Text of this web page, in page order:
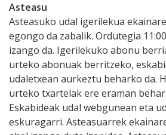
Asteasu
Asteasuko udal igerilekua
egongo da zabalik. Ordutegia
izango da. Igerilekuko abonu
urteko abonuak berritzeko,
udaletxean aurkeztu beharko da.
urteko txartelak ere eraman
Eskabideak udal webgunean eta
eskuragarri. Asteasuarrek